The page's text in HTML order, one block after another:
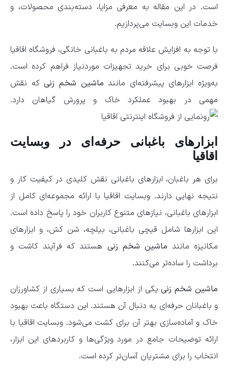
است. در این مقاله به معرفی مزایا، دسته‌بندی محصولات، و
خدمات این وبسایت می‌پردازیم.
با توجه به افزایش علاقه مردم به باغبانی خانگی، فروشگاه اقاقیا
فرصت خوبی برای خرید تجهیزات موردنیاز فراهم کرده است.
به‌ویژه ابزارهای پیشرفته‌ای مانند ماشین شخم زنیکه نقش
مهمی در بهبود عملکرد خاک و پرورش گیاهان دارد.
ابزارهای باغبانی حرفه‌ای در وبسایت
اقاقیا
برای هر باغبان، ابزارهای باغبانی نقش کلیدی در کیفیت کار و
نتیجه نهایی دارند. وبسایت اقاقیا با ارائه مجموعه‌ای کامل از
ابزارهای باغبانی، نیازهای متنوع کاربران خود را پاسخ داده است.
این ابزارها شامل قیچی باغبانی، بیلچه، شن کش، و ابزارهای
مکانیزه مانند ماشین شخم زنی هستند که فرآیند کاشت و
برداشت را ساده‌تر می‌کنند.
ماشین شخم زنییکی از ابزارهایی است که بسیاری از کشاورزان
و باغبانان حرفه‌ای به دنبال آن هستند. این دستگاه باعث بهبود
خاک و آماده‌سازی بهتر آن برای کشت می‌شود. وبسایت اقاقیا با
ارائه توضیحات جامع در مورد ویژگی‌ها و کاربردهای این ابزار،
انتخاب را برای مشتریان آسان‌تر کرده است.